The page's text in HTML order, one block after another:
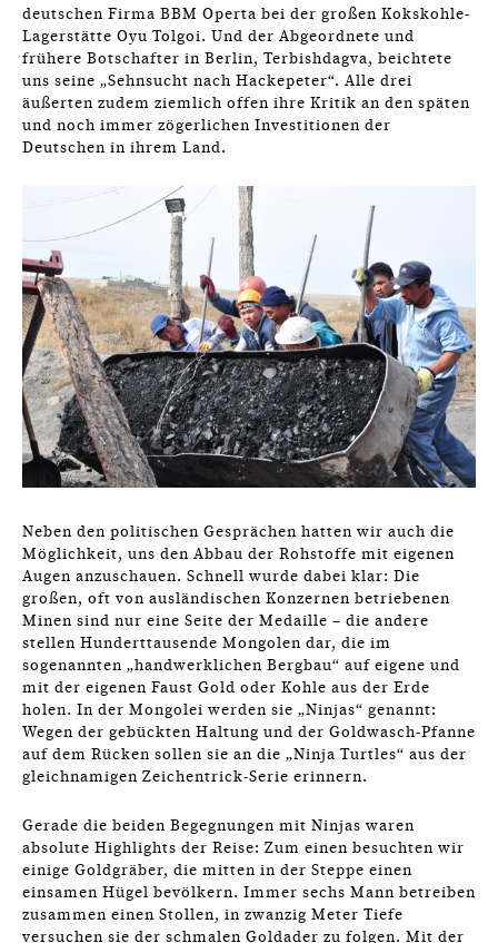
deutschen Firma BBM Operta bei der großen Kokskohle-
Lagerstätte Oyu Tolgoi. Und der Abgeordnete und
frühere Botschafter in Berlin, Terbishdagva, beichtete
uns seine „Sehnsucht nach Hackepeter“. Alle drei
äußerten zudem ziemlich offen ihre Kritik an den späten
und noch immer zögerlichen Investitionen der
Deutschen in ihrem Land.
Neben den politischen Gesprächen hatten wir auch die
Möglichkeit, uns den Abbau der Rohstoffe mit eigenen
Augen anzuschauen. Schnell wurde dabei klar: Die
großen, oft von ausländischen Konzernen betriebenen
Minen sind nur eine Seite der Medaille – die andere
stellen Hunderttausende Mongolen dar, die im
sogenannten „handwerklichen Bergbau“ auf eigene und
mit der eigenen Faust Gold oder Kohle aus der Erde
holen. In der Mongolei werden sie „Ninjas“ genannt:
Wegen der gebückten Haltung und der Goldwasch-Pfanne
auf dem Rücken sollen sie an die „Ninja Turtles“ aus der
gleichnamigen Zeichentrick-Serie erinnern.
Gerade die beiden Begegnungen mit Ninjas waren
absolute Highlights der Reise: Zum einen besuchten wir
einige Goldgräber, die mitten in der Steppe einen
einsamen Hügel bevölkern. Immer sechs Mann betreiben
zusammen einen Stollen, in zwanzig Meter Tiefe
versuchen sie der schmalen Goldader zu folgen. Mit der